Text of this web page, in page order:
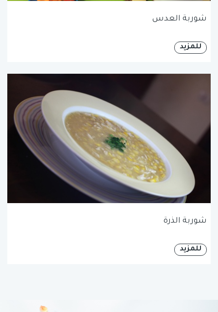
شوربة العدس
للمزيد
شوربة الذرة
للمزيد